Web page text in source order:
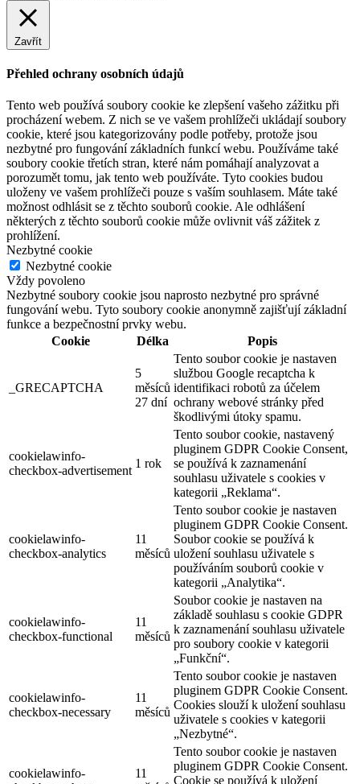
Zavřít
Přehled ochrany osobních údajů
Tento web používá soubory cookie ke zlepšení vašeho zážitku při
procházení webem. Z nich se ve vašem prohlížeči ukládají soubory
cookie, které jsou kategorizovány podle potřeby, protože jsou
nezbytné pro fungování základních funkcí webu. Používáme také
soubory cookie třetích stran, které nám pomáhají analyzovat a
porozumět tomu, jak tento web používáte. Tyto cookies budou
uloženy ve vašem prohlížeči pouze s vaším souhlasem. Máte také
možnost odhlásit se z těchto souborů cookie. Ale odhlášení
některých z těchto souborů cookie může ovlivnit váš zážitek z
prohlížení.
Nezbytné cookie
Nezbytné cookie
Vždy povoleno
Nezbytné soubory cookie jsou naprosto nezbytné pro správné
fungování webu. Tyto soubory cookie anonymně zajišťují základní
funkce a bezpečnostní prvky webu.
Cookie
Délka Popis
_GRECAPTCHA
5
měsíců
27 dní
Tento soubor cookie je nastaven
službou Google recaptcha k
identifikaci robotů za účelem
ochrany webové stránky před
škodlivými útoky spamu.
cookielawinfo-
checkbox-advertisement
1 rok
Tento soubor cookie, nastavený
pluginem GDPR Cookie Consent,
se používá k zaznamenání
souhlasu uživatele s cookies v
kategorii „Reklama“.
cookielawinfo-
checkbox-analytics
11
měsíců
Tento soubor cookie je nastaven
pluginem GDPR Cookie Consent.
Soubor cookie se používá k
uložení souhlasu uživatele s
používáním souborů cookie v
kategorii „Analytika“.
cookielawinfo-
checkbox-functional
11
měsíců
Soubor cookie je nastaven na
základě souhlasu s cookie GDPR
k zaznamenání souhlasu uživatele
pro soubory cookie v kategorii
„Funkční“.
cookielawinfo-
checkbox-necessary
11
měsíců
Tento soubor cookie je nastaven
pluginem GDPR Cookie Consent.
Cookies slouží k uložení souhlasu
uživatele s cookies v kategorii
„Nezbytné“.
cookielawinfo-
11
Tento soubor cookie je nastaven
pluginem GDPR Cookie Consent.
Cookie se používá k uložení